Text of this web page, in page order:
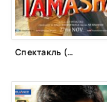
Спектакль (2015)